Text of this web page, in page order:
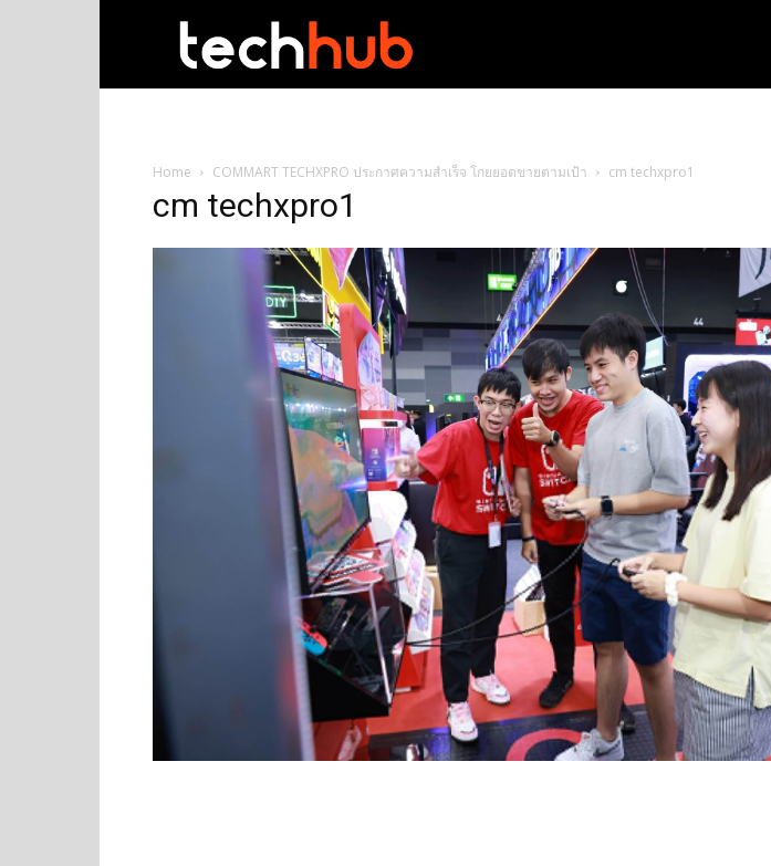
Home COMMART TECHXPRO ประกาศความสำเร็จ โกยยอดขายตามเป้า cm techxpro1
cm techxpro1